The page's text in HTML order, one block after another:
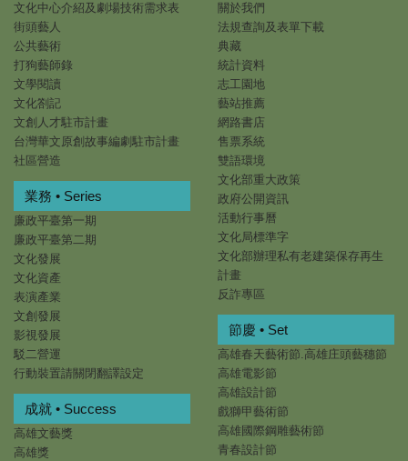
文化中心介紹及劇場技術需求表
街頭藝人
公共藝術
打狗藝師錄
文學閱讀
文化劄記
文創人才駐市計畫
台灣華文原創故事編劇駐市計畫
社區營造
關於我們
法規查詢及表單下載
典藏
統計資料
志工園地
藝站推薦
網路書店
售票系統
雙語環境
文化部重大政策
政府公開資訊
活動行事曆
文化局標準字
文化部辦理私有老建築保存再生
計畫
反詐專區
業務 • Series
廉政平臺第一期
廉政平臺第二期
文化發展
文化資產
表演產業
文創發展
影視發展
駁二營運
行動裝置請關閉翻譯設定
節慶 • Set
高雄春天藝術節.高雄庄頭藝穗節
高雄電影節
高雄設計節
戲獅甲藝術節
高雄國際鋼雕藝術節
青春設計節
成就 • Success
高雄文藝獎
高雄獎